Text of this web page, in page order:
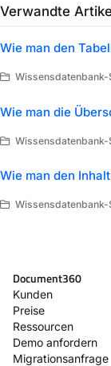
Verwandte
Wie man die
Wie man den
Document360
Kunden
Preise
Ressourcen
Demo anfordern
Migrationsanfrage